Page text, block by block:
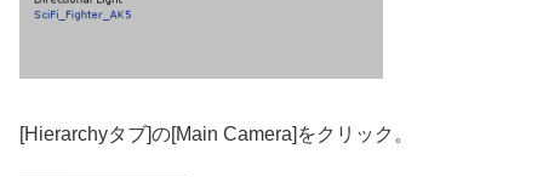
[Hierarchyタブ]の[Main Camera]をクリック。